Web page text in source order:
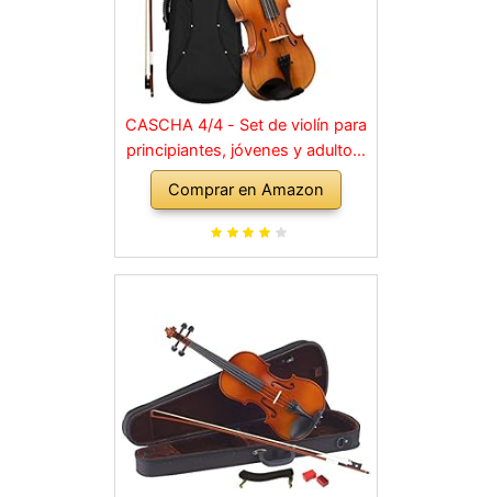
CASCHA 4/4 - Set de violín para
principiantes, jóvenes y adultos,
violín macizo con arco, colofonia,
cuerdas de repuesto, soporte
para hombro, maletín, abeto
Comprar en Amazon